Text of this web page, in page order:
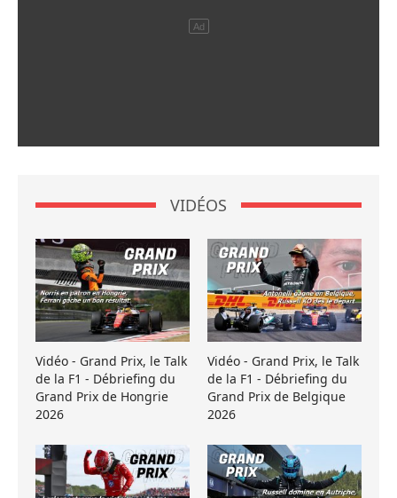
VIDÉOS
Vidéo - Grand Prix, le Talk
de la F1 - Débriefing du
Grand Prix de Hongrie
2026
Vidéo - Grand Prix, le Talk
de la F1 - Débriefing du
Grand Prix de Belgique
2026